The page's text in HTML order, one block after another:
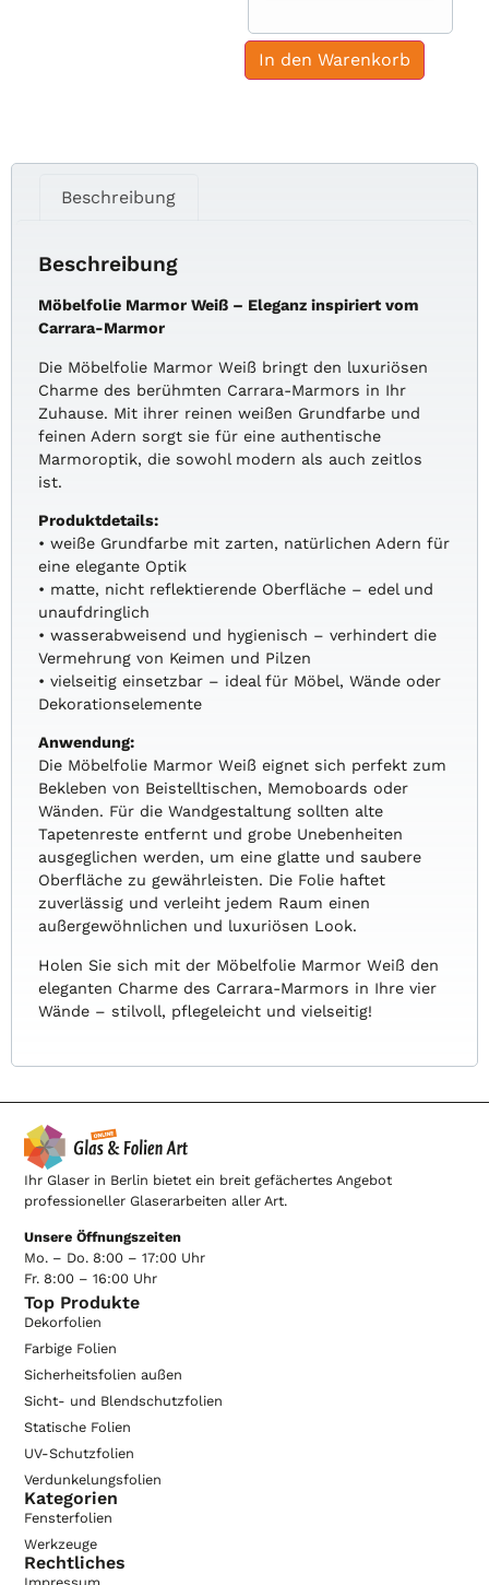
In den Warenkorb
Beschreibung
Beschreibung
Möbelfolie Marmor Weiß – Eleganz inspiriert vom
Carrara-Marmor
Die Möbelfolie Marmor Weiß bringt den luxuriösen
Charme des berühmten Carrara-Marmors in Ihr
Zuhause. Mit ihrer reinen weißen Grundfarbe und
feinen Adern sorgt sie für eine authentische
Marmoroptik, die sowohl modern als auch zeitlos
ist.
Produktdetails:
• weiße Grundfarbe mit zarten, natürlichen Adern für
eine elegante Optik
• matte, nicht reflektierende Oberfläche – edel und
unaufdringlich
• wasserabweisend und hygienisch – verhindert die
Vermehrung von Keimen und Pilzen
• vielseitig einsetzbar – ideal für Möbel, Wände oder
Dekorationselemente
Anwendung:
Die Möbelfolie Marmor Weiß eignet sich perfekt zum
Bekleben von Beistelltischen, Memoboards oder
Wänden. Für die Wandgestaltung sollten alte
Tapetenreste entfernt und grobe Unebenheiten
ausgeglichen werden, um eine glatte und saubere
Oberfläche zu gewährleisten. Die Folie haftet
zuverlässig und verleiht jedem Raum einen
außergewöhnlichen und luxuriösen Look.
Holen Sie sich mit der Möbelfolie Marmor Weiß den
eleganten Charme des Carrara-Marmors in Ihre vier
Wände – stilvoll, pflegeleicht und vielseitig!
Ihr Glaser in Berlin bietet ein breit gefächertes Angebot
professioneller Glaserarbeiten aller Art.
Unsere Öffnungszeiten
Mo. – Do. 8:00 – 17:00 Uhr
Fr. 8:00 – 16:00 Uhr
Top Produkte
Dekorfolien
Farbige Folien
Sicherheitsfolien außen
Sicht- und Blendschutzfolien
Statische Folien
UV-Schutzfolien
Verdunkelungsfolien
Kategorien
Fensterfolien
Werkzeuge
Rechtliches